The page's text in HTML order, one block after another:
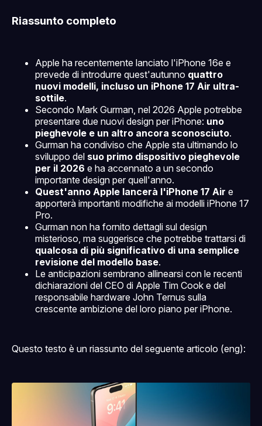
Riassunto completo
Apple ha recentemente lanciato l'iPhone 16e e
prevede di introdurre quest'autunno quattro
nuovi modelli, incluso un iPhone 17 Air ultra-
sottile.
Secondo Mark Gurman, nel 2026 Apple potrebbe
presentare due nuovi design per iPhone: uno
pieghevole e un altro ancora sconosciuto.
Gurman ha condiviso che Apple sta ultimando lo
sviluppo del suo primo dispositivo pieghevole
per il 2026 e ha accennato a un secondo
importante design per quell'anno.
Quest'anno Apple lancerà l'iPhone 17 Air e
apporterà importanti modifiche ai modelli iPhone 17
Pro.
Gurman non ha fornito dettagli sul design
misterioso, ma suggerisce che potrebbe trattarsi di
qualcosa di più significativo di una semplice
revisione del modello base.
Le anticipazioni sembrano allinearsi con le recenti
dichiarazioni del CEO di Apple Tim Cook e del
responsabile hardware John Ternus sulla
crescente ambizione del loro piano per iPhone.
Questo testo è un riassunto del seguente articolo (eng):